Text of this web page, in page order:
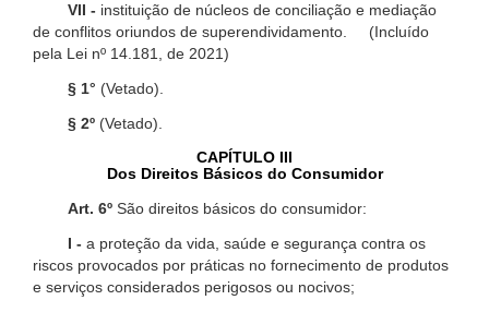
VII - instituição de núcleos de conciliação e mediação
de conflitos oriundos de superendividamento. (Incluído
pela Lei nº 14.181, de 2021)
§ 1° (Vetado).
§ 2º (Vetado).
CAPÍTULO III
Dos Direitos Básicos do Consumidor
Art. 6º São direitos básicos do consumidor:
I - a proteção da vida, saúde e segurança contra os
riscos provocados por práticas no fornecimento de produtos
e serviços considerados perigosos ou nocivos;